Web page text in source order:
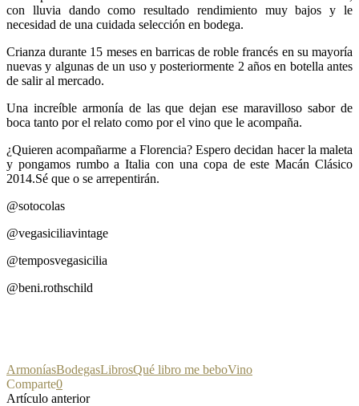
con lluvia dando como resultado rendimiento muy bajos y le
necesidad de una cuidada selección en bodega.
Crianza durante 15 meses en barricas de roble francés en su mayoría
nuevas y algunas de un uso y posteriormente 2 años en botella antes
de salir al mercado.
Una increíble armonía de las que dejan ese maravilloso sabor de
boca tanto por el relato como por el vino que le acompaña.
¿Quieren acompañarme a Florencia? Espero decidan hacer la maleta
y pongamos rumbo a Italia con una copa de este Macán Clásico
2014.Sé que o se arrepentirán.
@sotocolas
@vegasiciliavintage
@temposvegasicilia
@beni.rothschild
ArmoníasBodegasLibrosQué libro me beboVino
Comparte0
Artículo anterior